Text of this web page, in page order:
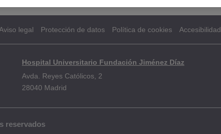
legal Protección de datos Política de cookies Accesibilidad
Hospital Universitario Fundación Jiménez Díaz
Avda. Reyes Católicos, 2
28040 Madrid
reservados